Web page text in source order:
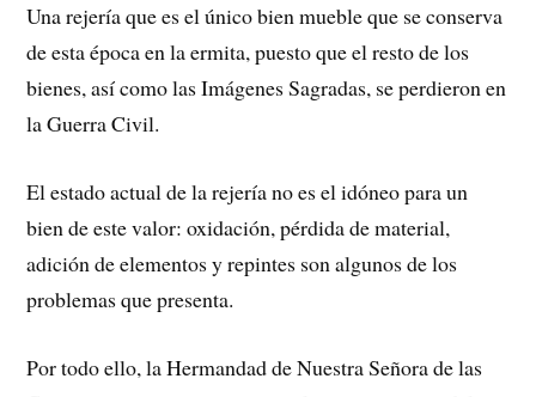
Una rejería que es el único bien mueble que se conserva
de esta época en la ermita, puesto que el resto de los
bienes, así como las Imágenes Sagradas, se perdieron en
la Guerra Civil.
El estado actual de la rejería no es el idóneo para un
bien de este valor: oxidación, pérdida de material,
adición de elementos y repintes son algunos de los
problemas que presenta.
Por todo ello, la Hermandad de Nuestra Señora de las